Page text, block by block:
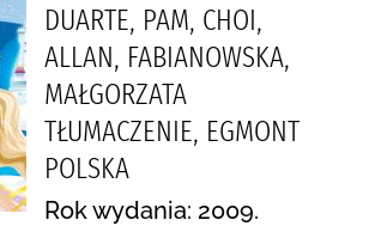
DUARTE, PAM, CHOI,
ALLAN, FABIANOWSKA,
MAŁGORZATA
TŁUMACZENIE, EGMONT
POLSKA
Rok wydania: 2009.